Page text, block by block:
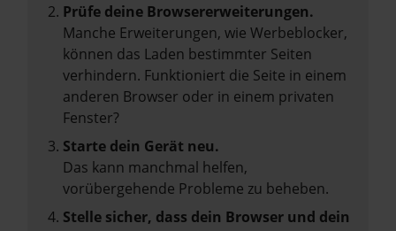
Prüfe deine Browsererweiterungen.
Manche Erweiterungen, wie Werbeblocker,
können das Laden bestimmter Seiten
verhindern. Funktioniert die Seite in einem
anderen Browser oder in einem privaten
Fenster?
Starte dein Gerät neu.
Das kann manchmal helfen,
vorübergehende Probleme zu beheben.
Stelle sicher, dass dein Browser und dein